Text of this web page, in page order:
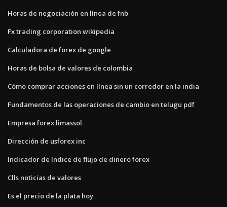
Horas de negociación en línea de fnb
Fx trading corporation wikipedia
Calculadora de forex de google
Horas de bolsa de valores de colombia
Cómo comprar acciones en línea sin un corredor en la india
Fundamentos de las operaciones de cambio en telugu pdf
Empresa forex limassol
Dirección de usforex inc
Indicador de índice de flujo de dinero forex
Clls noticias de valores
Es el precio de la plata hoy